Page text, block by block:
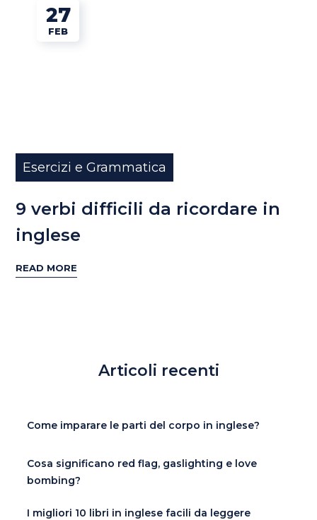
27
FEB
Esercizi e Grammatica
9 verbi difficili da ricordare in
inglese
READ MORE
Articoli recenti
Come imparare le parti del corpo in inglese?
Cosa significano red flag, gaslighting e love
bombing?
I migliori 10 libri in inglese facili da leggere